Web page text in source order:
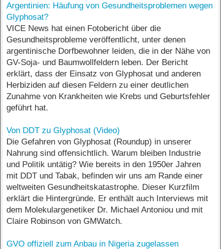
Argentinien: Häufung von Gesundheitsproblemen wegen
Glyphosat?
VICE News hat einen Fotobericht über die
Gesundheitsprobleme veröffentlicht, unter denen
argentinische Dorfbewohner leiden, die in der Nähe von
GV-Soja- und Baumwollfeldern leben. Der Bericht
erklärt, dass der Einsatz von Glyphosat und anderen
Herbiziden auf diesen Feldern zu einer deutlichen
Zunahme von Krankheiten wie Krebs und Geburtsfehler
geführt hat.
Von DDT zu Glyphosat (Video)
Die Gefahren von Glyphosat (Roundup) in unserer
Nahrung sind offensichtlich. Warum bleiben Industrie
und Politik untätig? Wie bereits in den 1950er Jahren
mit DDT und Tabak, befinden wir uns am Rande einer
weltweiten Gesundheitskatastrophe. Dieser Kurzfilm
erklärt die Hintergründe. Er enthält auch Interviews mit
dem Molekulargenetiker Dr. Michael Antoniou und mit
Claire Robinson von GMWatch.
GVO offiziell zum Anbau in Nigeria zugelassen